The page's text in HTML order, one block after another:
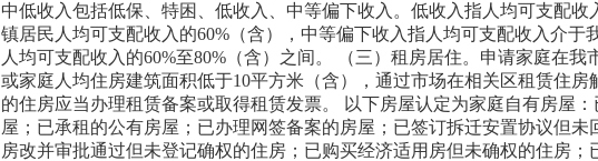
中低收入包括低保、特困、低收入、中等偏下收入。低收入指人均可支配收
镇居民人均可支配收入的60%（含），中等偏下收入指人均可支配收入介于
人均可支配收入的60%至80%（含）之间。 （三）租房居住。申请家庭在我
或家庭人均住房建筑面积低于10平方米（含），通过市场在相关区租赁住房
的住房应当办理租赁备案或取得租赁发票。 以下房屋认定为家庭自有房屋
屋；已承租的公有房屋；已办理网签备案的房屋；已签订拆迁安置协议但未
房改并审批通过但未登记确权的住房；已购买经济适用房但未确权的住房；